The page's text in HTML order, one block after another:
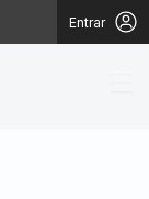
Entrar